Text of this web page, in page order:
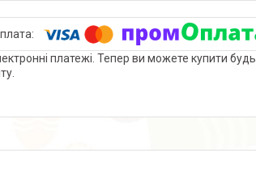
платежі. Тепер ви можете купити